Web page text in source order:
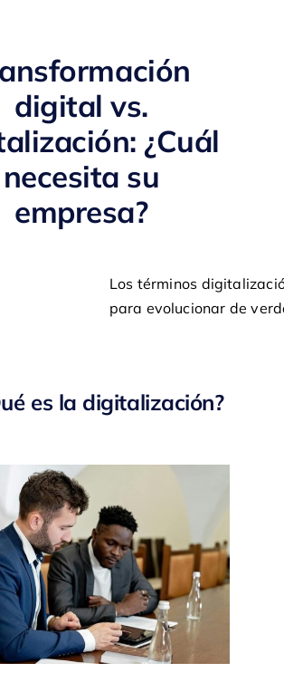
digital vs.
¿Cuál
necesita su
empresa?
Los términos
para evolucionar de
es la digitalización?